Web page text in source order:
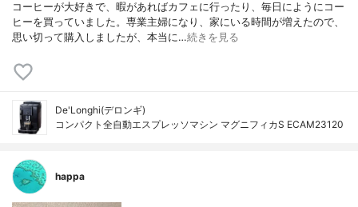
コーヒーが大好きで、暇があればカフェに行ったり、毎日にようにコー
ヒーを買っていました。専業主婦になり、家にいる時間が増えたので、
思い切って購入しましたが、本当に…続きを見る
De'Longhi(デロンギ)
コンパクト全自動エスプレッソマシン マグニフィカS ECAM23120
happa